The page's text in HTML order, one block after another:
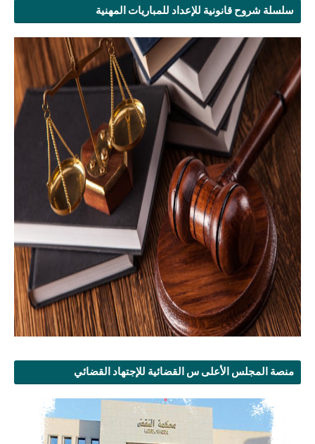
سلسلة شروح قانونية للإعداد للمباريات المهنية
منصة المجلس الأعلى س القضائية للإجتهاد القضائي